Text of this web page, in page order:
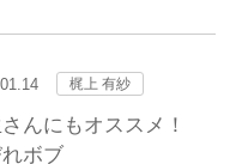
梶上 有紗
んにもオススメ！
れボブ